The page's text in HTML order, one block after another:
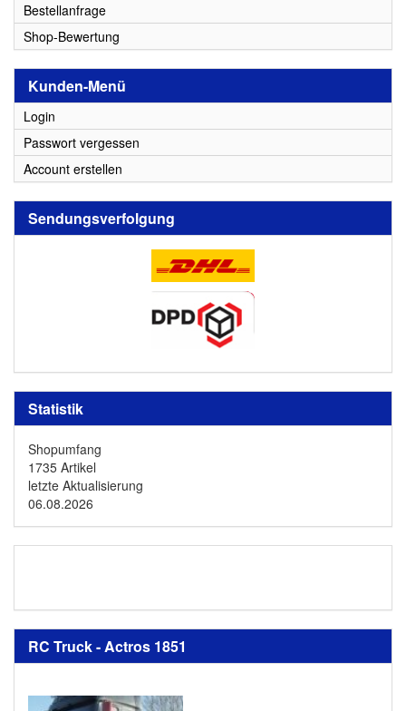
Bestellanfrage
Shop-Bewertung
Kunden-Menü
Login
Passwort vergessen
Account erstellen
Sendungsverfolgung
Statistik
Shopumfang
1735 Artikel
letzte Aktualisierung
06.08.2026
RC Truck - Actros 1851